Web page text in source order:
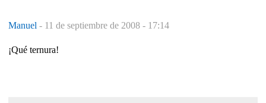
Manuel - 11 de septiembre de 2008 - 17:14
¡Qué ternura!